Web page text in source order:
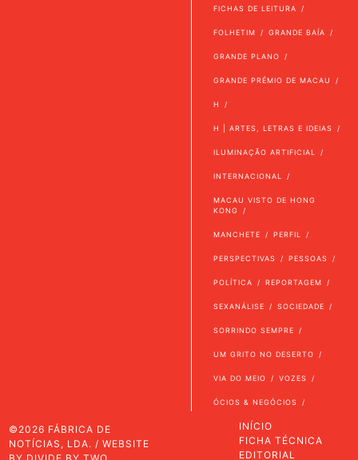
FICHAS DE LEITURA
FOLHETIM GRANDE BAÍA
GRANDE PLANO
GRANDE PRÉMIO DE MACAU
H
H | ARTES, LETRAS E IDEIAS
ILUMINAÇÃO ARTIFICIAL
INTERNACIONAL
MACAU VISTO DE HONG
KONG
MANCHETE PERFIL
PERSPECTIVAS PESSOAS
POLÍTICA REPORTAGEM
SEXANÁLISE SOCIEDADE
SORRINDO SEMPRE
UM GRITO NO DESERTO
VIA DO MEIO VOZES
ÓCIOS & NEGÓCIOS
©2026 FÁBRICA DE
NOTÍCIAS, LDA. / WEBSITE
INÍCIO
FICHA TÉCNICA
EDITORIAL